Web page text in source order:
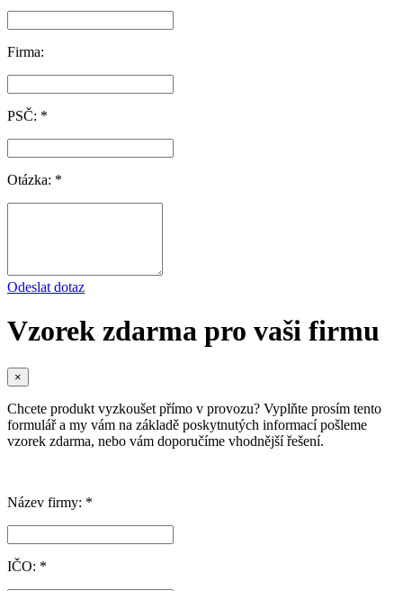
Firma:
PSČ: *
Otázka: *
Odeslat dotaz
Vzorek zdarma pro vaši firmu
×
Chcete produkt vyzkoušet přímo v provozu? Vyplňte prosím tento
formulář a my vám na základě poskytnutých informací pošleme
vzorek zdarma, nebo vám doporučíme vhodnější řešení.
Název firmy: *
IČO: *